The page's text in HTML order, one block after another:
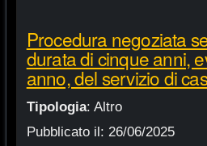
Procedura negoziata
durata di cinque anni,
anno, del servizio di
Tipologia: Altro
Pubblicato il: 26/06/2025